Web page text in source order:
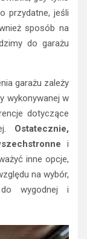
przydatne, jeśli
sposób na
do garażu
garażu zależy
wykonywanej w
dotyczące
Ostatecznie,
i
inne opcje,
na wybór,
wygodnej i